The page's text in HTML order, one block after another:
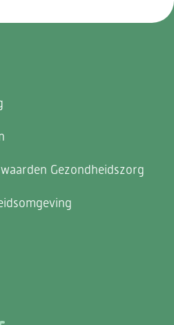
Gezondheidszorg